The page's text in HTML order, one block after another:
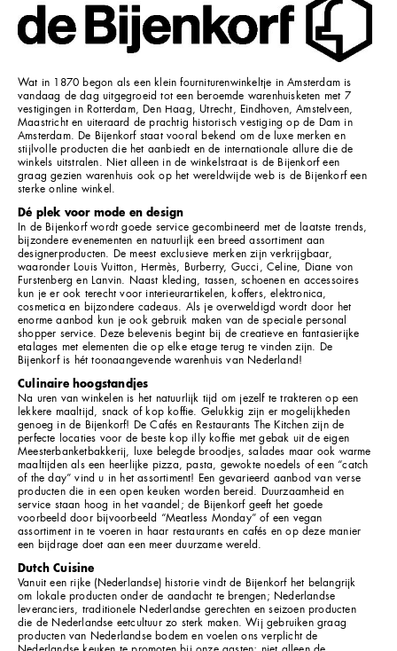
Wat in 1870 begon als een klein fourniturenwinkeltje in Amsterdam is
vandaag de dag uitgegroeid tot een beroemde warenhuisketen met 7
vestigingen in Rotterdam, Den Haag, Utrecht, Eindhoven, Amstelveen,
Maastricht en uiteraard de prachtig historisch vestiging op de Dam in
Amsterdam. De Bijenkorf staat vooral bekend om de luxe merken en
stijlvolle producten die het aanbiedt en de internationale allure die de
winkels uitstralen. Niet alleen in de winkelstraat is de Bijenkorf een
graag gezien warenhuis ook op het wereldwijde web is de Bijenkorf een
sterke online winkel.
Dé plek voor mode en design
In de Bijenkorf wordt goede service gecombineerd met de laatste trends,
bijzondere evenementen en natuurlijk een breed assortiment aan
designerproducten. De meest exclusieve merken zijn verkrijgbaar,
waaronder Louis Vuitton, Hermès, Burberry, Gucci, Celine, Diane von
Furstenberg en Lanvin. Naast kleding, tassen, schoenen en accessoires
kun je er ook terecht voor interieurartikelen, koffers, elektronica,
cosmetica en bijzondere cadeaus. Als je overweldigd wordt door het
enorme aanbod kun je ook gebruik maken van de speciale personal
shopper service. Deze belevenis begint bij de creatieve en fantasierijke
etalages met elementen die op elke etage terug te vinden zijn. De
Bijenkorf is hét toonaangevende warenhuis van Nederland!
Culinaire hoogstandjes
Na uren van winkelen is het natuurlijk tijd om jezelf te trakteren op een
lekkere maaltijd, snack of kop koffie. Gelukkig zijn er mogelijkheden
genoeg in de Bijenkorf! De Cafés en Restaurants The Kitchen zijn de
perfecte locaties voor de beste kop illy koffie met gebak uit de eigen
Meesterbanketbakkerij, luxe belegde broodjes, salades maar ook warme
maaltijden als een heerlijke pizza, pasta, gewokte noedels of een “catch
of the day” vind u in het assortiment! Een gevarieerd aanbod van verse
producten die in een open keuken worden bereid. Duurzaamheid en
service staan hoog in het vaandel; de Bijenkorf geeft het goede
voorbeeld door bijvoorbeeld “Meatless Monday” of een vegan
assortiment in te voeren in haar restaurants en cafés en op deze manier
een bijdrage doet aan een meer duurzame wereld.
Dutch Cuisine
Vanuit een rijke (Nederlandse) historie vindt de Bijenkorf het belangrijk
om lokale producten onder de aandacht te brengen; Nederlandse
leveranciers, traditionele Nederlandse gerechten en seizoen producten
die de Nederlandse eetcultuur zo sterk maken. Wij gebruiken graag
producten van Nederlandse bodem en voelen ons verplicht de